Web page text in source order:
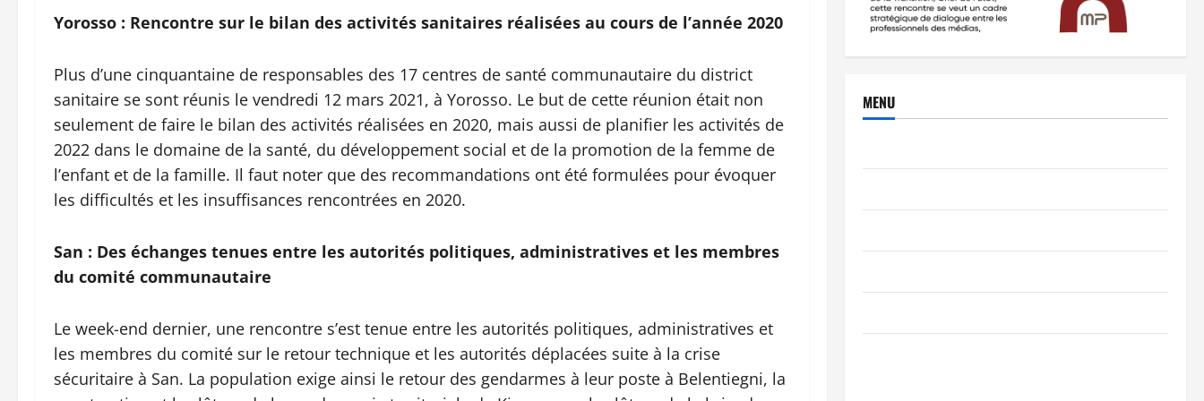
Yorosso : Rencontre sur le bilan des activités sanitaires réalisées au cours de l’année 2020
Plus d’une cinquantaine de responsables des 17 centres de santé communautaire du district
sanitaire se sont réunis le vendredi 12 mars 2021, à Yorosso. Le but de cette réunion était non
seulement de faire le bilan des activités réalisées en 2020, mais aussi de planifier les activités de
2022 dans le domaine de la santé, du développement social et de la promotion de la femme de
l’enfant et de la famille. Il faut noter que des recommandations ont été formulées pour évoquer
les difficultés et les insuffisances rencontrées en 2020.
San : Des échanges tenues entre les autorités politiques, administratives et les membres
du comité communautaire
Le week-end dernier, une rencontre s’est tenue entre les autorités politiques, administratives et
les membres du comité sur le retour technique et les autorités déplacées suite à la crise
sécuritaire à San. La population exige ainsi le retour des gendarmes à leur poste à Belentiegni, la
MENU